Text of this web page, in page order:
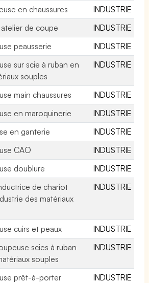
en chaussures
INDUSTRIE
de coupe
INDUSTRIE
peausserie
INDUSTRIE
sur scie à ruban en
souples
INDUSTRIE
main chaussures
INDUSTRIE
en maroquinerie
INDUSTRIE
en ganterie
INDUSTRIE
CAO
INDUSTRIE
doublure
INDUSTRIE
de chariot
des matériaux
INDUSTRIE
cuirs et peaux
INDUSTRIE
scies à ruban
souples
INDUSTRIE
prêt-à-porter
INDUSTRIE